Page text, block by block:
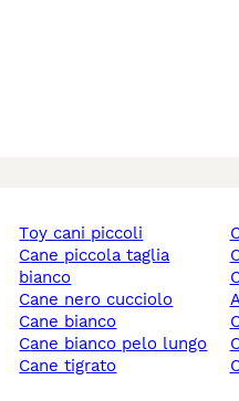
toy cani piccoli
cane piccola taglia
bianco
cane nero cucciolo
cane bianco
cane bianco pelo lungo
cane tigrato